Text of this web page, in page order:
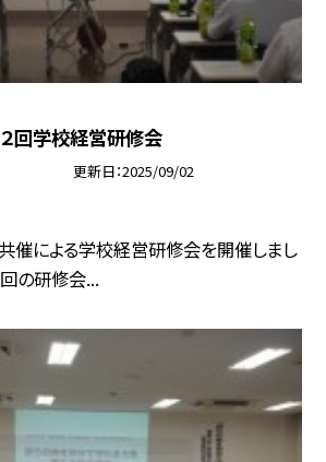
回学校経営研修会
更新日 2025/09/02
催による学校経営研修会を開催しまし
の研修会...